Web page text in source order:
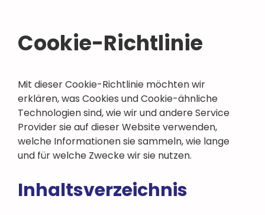
Cookie-Richtlinie
Mit dieser Cookie-Richtlinie möchten wir
erklären, was Cookies und Cookie-ähnliche
Technologien sind, wie wir und andere Service
Provider sie auf dieser Website verwenden,
welche Informationen sie sammeln, wie lange
und für welche Zwecke wir sie nutzen.
Inhaltsverzeichnis